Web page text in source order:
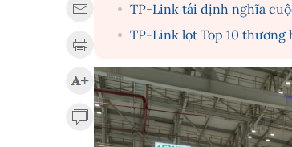
TP-Link tái định nghĩa
TP-Link lọt Top 10 thương